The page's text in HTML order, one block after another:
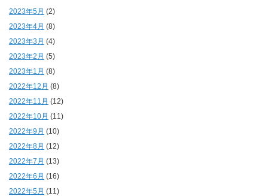
2023年5月 (2)
2023年4月 (8)
2023年3月 (4)
2023年2月 (5)
2023年1月 (8)
2022年12月 (8)
2022年11月 (12)
2022年10月 (11)
2022年9月 (10)
2022年8月 (12)
2022年7月 (13)
2022年6月 (16)
2022年5月 (11)